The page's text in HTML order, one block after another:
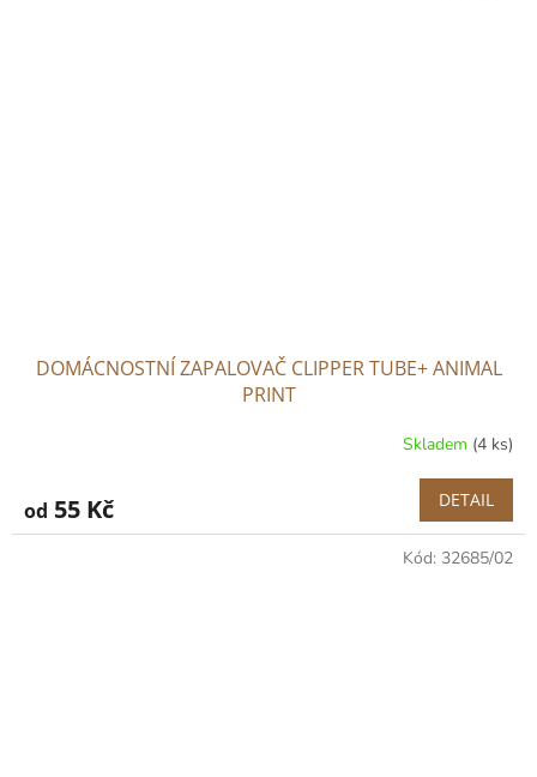
DOMÁCNOSTNÍ ZAPALOVAČ CLIPPER TUBE+ ANIMAL
PRINT
Skladem (4 ks)
od 55 Kč DETAIL
Kód: 32685/02